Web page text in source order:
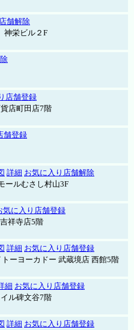
舗解除
神栄ビル２F
店舗登録
店町田店7階
舗登録
詳細 お気に入り店舗解除
ールむさし村山3F
気に入り店舗登録
祥寺店5階
詳細 お気に入り店舗登録
ーヨーカドー 武蔵境店 西館5階
細 お気に入り店舗登録
ル碑文谷7階
詳細 お気に入り店舗登録